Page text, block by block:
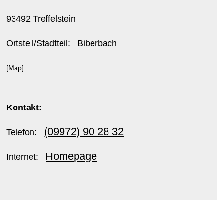
93492 Treffelstein
Ortsteil/Stadtteil: Biberbach
[Map]
Kontakt:
Telefon: (09972) 90 28 32
Internet: Homepage